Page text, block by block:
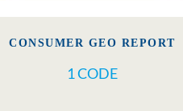
CONSUMER GEO REPORT
1 CODE